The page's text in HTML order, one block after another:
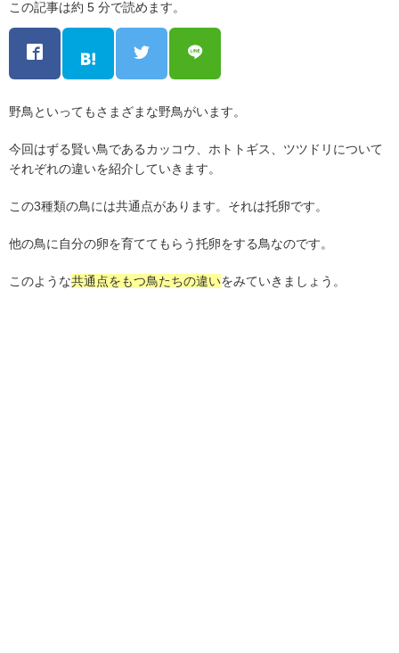
この記事は約 5 分で読めます。
野鳥といってもさまざまな野鳥がいます。
今回はずる賢い鳥であるカッコウ、ホトトギス、ツツドリについて
それぞれの違いを紹介していきます。
この3種類の鳥には共通点があります。それは托卵です。
他の鳥に自分の卵を育ててもらう托卵をする鳥なのです。
このような共通点をもつ鳥たちの違いをみていきましょう。